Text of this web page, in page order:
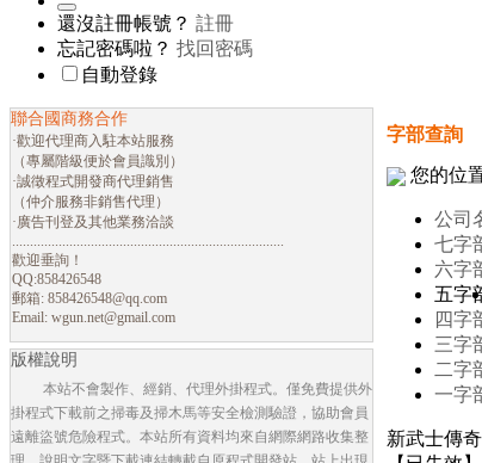
還沒註冊帳號？ 註冊
忘記密碼啦？ 找回密碼
自動登錄
聯合國商務合作
·歡迎代理商入駐本站服務
（專屬階級便於會員識別）
·誠徵程式開發商代理銷售
（仲介服務非銷售代理）
·廣告刊登及其他業務洽談
歡迎垂詢！
QQ:858426548
郵箱: 858426548@qq.com
Email: wgun.net@gmail.com
版權說明
本站不會製作、經銷、代理外掛程式。僅免費提供外
掛程式下載前之掃毒及掃木馬等安全檢測驗證，協助會員
遠離盜號危險程式。本站所有資料均來自網際網路收集整
字部查詢
您的位
公司
七字
六字
五字
四字
三字
二字
一字
新武士傳奇